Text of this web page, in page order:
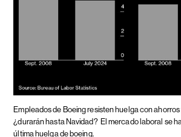
Empleados de Boeing resisten huelga con
¿durarán hasta Navidad? El mercado laboral se
última huelga de boeing.